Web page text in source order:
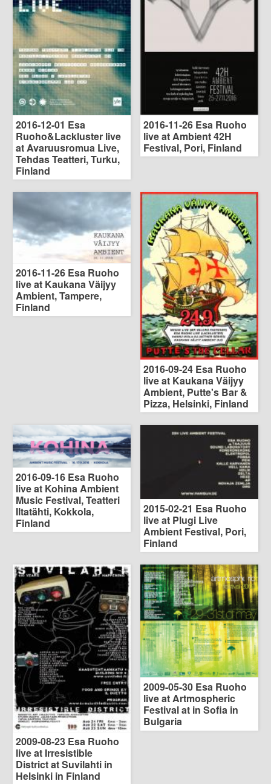
2016-12-01 Esa
Ruoho&Lackluster live
at Avaruusromua Live,
Tehdas Teatteri, Turku,
Finland
2016-11-26 Esa Ruoho
live at Ambient 42H
Festival, Pori, Finland
2016-11-26 Esa Ruoho
live at Kaukana Väijyy
Ambient, Tampere,
Finland
2016-09-24 Esa Ruoho
live at Kaukana Väijyy
Ambient, Putte's Bar &
Pizza, Helsinki, Finland
2016-09-16 Esa Ruoho
live at Kohina Ambient
Music Festival, Teatteri
Iltatähti, Kokkola,
Finland
2015-02-21 Esa Ruoho
live at Plugi Live
Ambient Festival, Pori,
Finland
2009-08-23 Esa Ruoho
live at Irresistible
District at Suvilahti in
Helsinki in Finland
2009-05-30 Esa Ruoho
live at Artmospheric
Festival at in Sofia in
Bulgaria